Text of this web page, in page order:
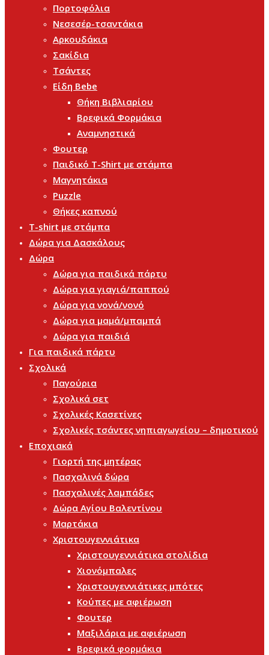
Πορτοφόλια
Νεσεσέρ-τσαντάκια
Αρκουδάκια
Σακίδια
Τσάντες
Είδη Bebe
Θήκη Βιβλιαρίου
Βρεφικά Φορμάκια
Αναμνηστικά
Φουτερ
Παιδικό T-Shirt με στάμπα
Μαγνητάκια
Puzzle
Θήκες καπνού
T-shirt με στάμπα
Δώρα για Δασκάλους
Δώρα
Δώρα για παιδικά πάρτυ
Δώρα για γιαγιά/παππού
Δώρα για νονά/νονό
Δώρα για μαμά/μπαμπά
Δώρα για παιδιά
Για παιδικά πάρτυ
Σχολικά
Παγούρια
Σχολικά σετ
Σχολικές Κασετίνες
Σχολικές τσάντες νηπιαγωγείου – δημοτικού
Εποχιακά
Γιορτή της μητέρας
Πασχαλινά δώρα
Πασχαλινές λαμπάδες
Δώρα Αγίου Βαλεντίνου
Μαρτάκια
Χριστουγεννιάτικα
Χριστουγεννιάτικα στολίδια
Χιονόμπαλες
Χριστουγεννιάτικες μπότες
Κούπες με αφιέρωση
Φουτερ
Μαξιλάρια με αφιέρωση
Βρεφικά φορμάκια